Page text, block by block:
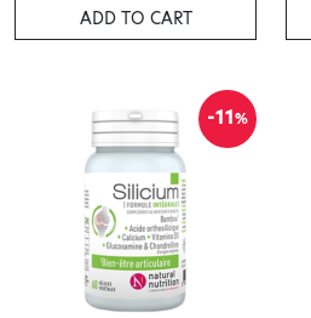
ADD TO CART
-11%